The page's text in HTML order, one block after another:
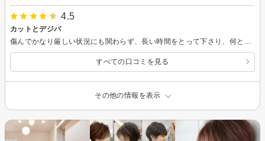
4.5
カットとデジパ
すべての口コミを見る
その他の情報を表示